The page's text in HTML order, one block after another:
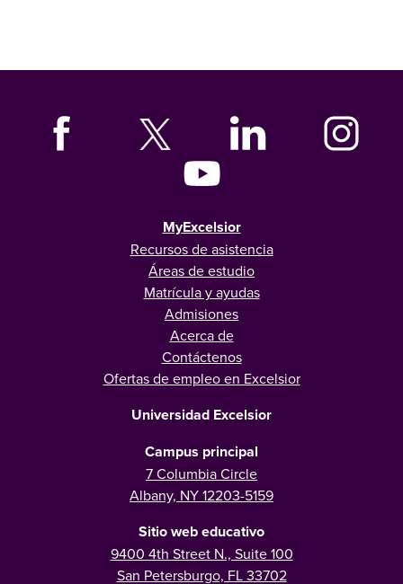
MyExcelsior
Recursos de asistencia
Áreas de estudio
Matrícula y ayudas
Admisiones
Acerca de
Contáctenos
Ofertas de empleo en Excelsior
Universidad Excelsior
Campus principal
7 Columbia Circle
Albany, NY 12203-5159
Sitio web educativo
9400 4th Street N., Suite 100
San Petersburgo, FL 33702